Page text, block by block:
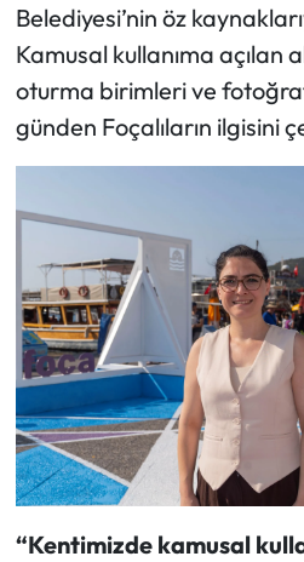
Belediyesi’nin öz
Kamusal kullanıma açılan
oturma birimleri ve
günden Foçalıların ilgisini
“Kentimizde kamusal